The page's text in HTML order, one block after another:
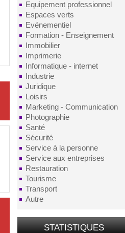
Equipement professionnel
Espaces verts
Evénementiel
Formation - Enseignement
Immobilier
Imprimerie
Informatique - internet
Industrie
Juridique
Loisirs
Marketing - Communication
Photographie
Santé
Sécurité
Service à la personne
Service aux entreprises
Restauration
Tourisme
Transport
Autre
STATISTIQUES